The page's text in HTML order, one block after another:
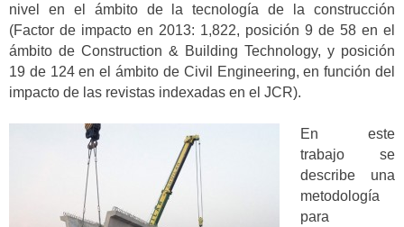
nivel en el ámbito de la tecnología de la construcción
(Factor de impacto en 2013: 1,822, posición 9 de 58 en el
ámbito de Construction & Building Technology, y posición
19 de 124 en el ámbito de Civil Engineering, en función del
impacto de las revistas indexadas en el JCR).
En este
trabajo se
describe una
metodología
para